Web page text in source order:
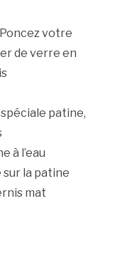
votre
de verre en
patine,
à l’eau
sur la patine
mat